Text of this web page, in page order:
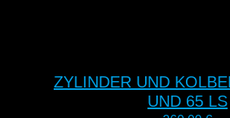
ZYLINDER UND
UND 65 LS